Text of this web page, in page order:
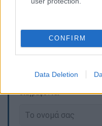
CONFIRM
Data Deletion
επιβληθεί
Πάτρας.
Τα σχολιά σας
διαγράφονται